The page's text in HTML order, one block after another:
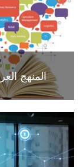
المنهج